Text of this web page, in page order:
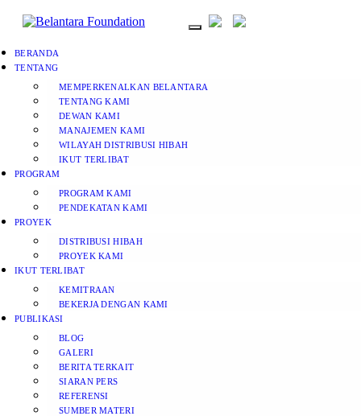
BERANDA
TENTANG
MEMPERKENALKAN BELANTARA
TENTANG KAMI
DEWAN KAMI
MANAJEMEN KAMI
WILAYAH DISTRIBUSI HIBAH
IKUT TERLIBAT
PROGRAM
PROGRAM KAMI
PENDEKATAN KAMI
PROYEK
DISTRIBUSI HIBAH
PROYEK KAMI
IKUT TERLIBAT
KEMITRAAN
BEKERJA DENGAN KAMI
PUBLIKASI
BLOG
GALERI
BERITA TERKAIT
SIARAN PERS
REFERENSI
SUMBER MATERI